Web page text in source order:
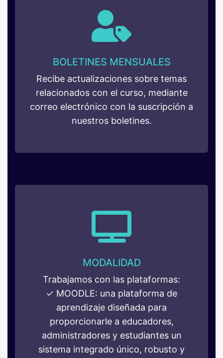
BOLETINES MENSUALES
Recibe actualizaciones sobre temas
relacionados con el curso, mediante
correo electrónico con la suscripción a
nuestros boletines.
MODALIDAD
Trabajamos con las plataformas:
✓ MOODLE: una plataforma de
aprendizaje diseñada para
proporcionarle a educadores,
administradores y estudiantes un
sistema integrado único, robusto y